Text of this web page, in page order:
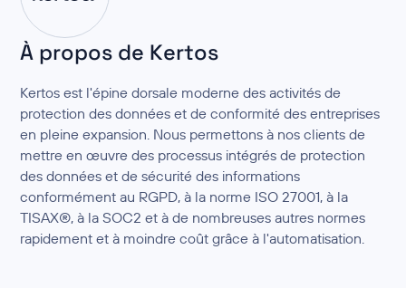
À propos de Kertos
Kertos est l'épine dorsale moderne des activités de
protection des données et de conformité des entreprises
en pleine expansion. Nous permettons à nos clients de
mettre en œuvre des processus intégrés de protection
des données et de sécurité des informations
conformément au RGPD, à la norme ISO 27001, à la
TISAX®, à la SOC2 et à de nombreuses autres normes
rapidement et à moindre coût grâce à l'automatisation.